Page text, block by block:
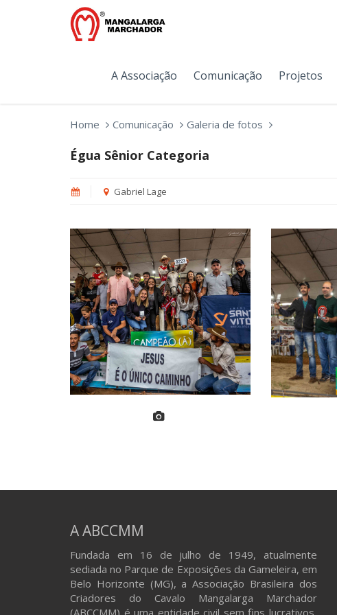
A Associação Comunicação Projetos
Home Comunicação Galeria de fotos
Égua Sênior Categoria
Gabriel Lage
A ABCCMM
Fundada em 16 de julho de 1949, atualmente
sediada no Parque de Exposições da Gameleira, em
Belo Horizonte (MG), a Associação Brasileira dos
Criadores do Cavalo Mangalarga Marchador